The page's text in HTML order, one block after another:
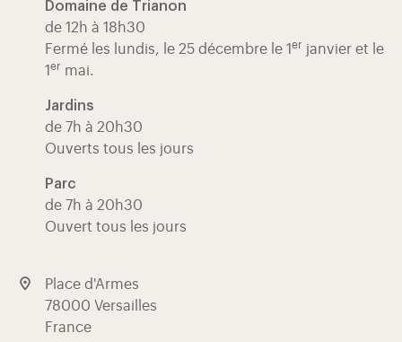
Domaine de Trianon
de 12h à 18h30
Fermé les lundis, le 25 décembre le 1 er janvier et le
1 er mai.
Jardins
de 7h à 20h30
Ouverts tous les jours
Parc
de 7h à 20h30
Ouvert tous les jours
Place d'Armes
78000 Versailles
France